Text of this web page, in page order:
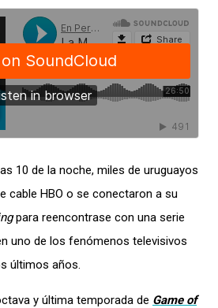
10 de la noche, miles de uruguayos
cable HBO o se conectaron a su
para reencontrase con una serie
uno de los fenómenos televisivos
últimos años.
y última temporada de Game of